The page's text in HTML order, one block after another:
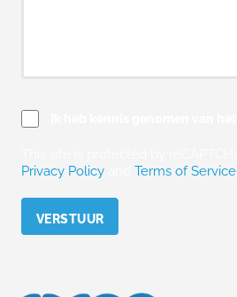
Privacy Policy
Terms of Service